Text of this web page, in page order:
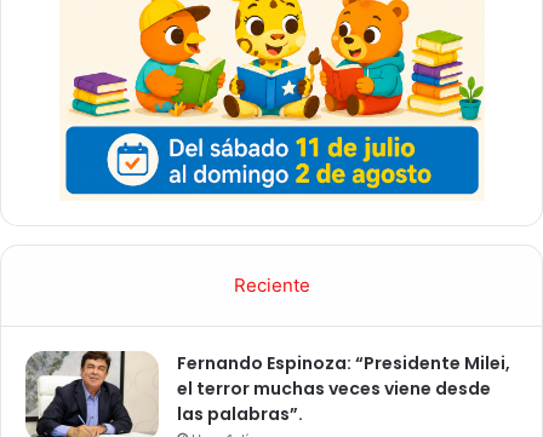
Reciente
Fernando Espinoza: “Presidente Milei,
el terror muchas veces viene desde
las palabras”.